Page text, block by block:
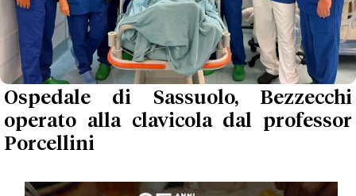
Ospedale di Sassuolo, Bezzecchi
operato alla clavicola dal professor
Porcellini